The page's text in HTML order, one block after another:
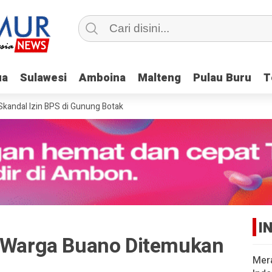
Sulawesi Amboina Malteng Pulau Buru
Sulawesi Amboina Malteng Pulau Buru
Izin BPS di Gunung Botak
Buano Ditemukan